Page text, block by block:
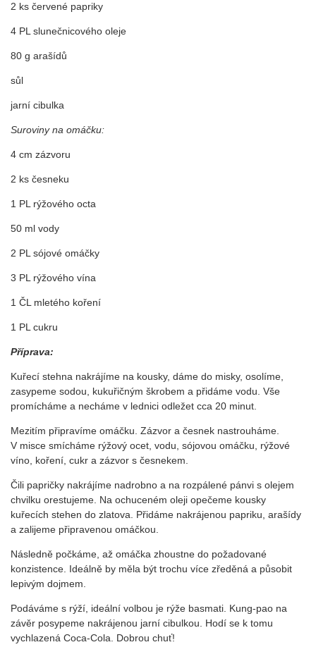
2 ks červené papriky
4 PL slunečnicového oleje
80 g arašídů
sůl
jarní cibulka
Suroviny na omáčku:
4 cm zázvoru
2 ks česneku
1 PL rýžového octa
50 ml vody
2 PL sójové omáčky
3 PL rýžového vína
1 ČL mletého koření
1 PL cukru
Příprava:
Kuřecí stehna nakrájíme na kousky, dáme do misky, osolíme,
zasypeme sodou, kukuřičným škrobem a přidáme vodu. Vše
promícháme a necháme v lednici odležet cca 20 minut.
Mezitím připravíme omáčku. Zázvor a česnek nastrouháme.
V misce smícháme rýžový ocet, vodu, sójovou omáčku, rýžové
víno, koření, cukr a zázvor s česnekem.
Čili papričky nakrájíme nadrobno a na rozpálené pánvi s olejem
chvilku orestujeme. Na ochuceném oleji opečeme kousky
kuřecích stehen do zlatova. Přidáme nakrájenou papriku, arašídy
a zalijeme připravenou omáčkou.
Následně počkáme, až omáčka zhoustne do požadované
konzistence. Ideálně by měla být trochu více zředěná a působit
lepivým dojmem.
Podáváme s rýží, ideální volbou je rýže basmati. Kung-pao na
závěr posypeme nakrájenou jarní cibulkou. Hodí se k tomu
vychlazená Coca-Cola. Dobrou chuť!